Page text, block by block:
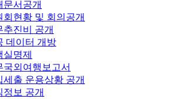
문서공개
회현황 및 회의공개
추진비 공개
데이터 개방
실명제
국외여행보고서
세출 운용상황 공개
정보 공개